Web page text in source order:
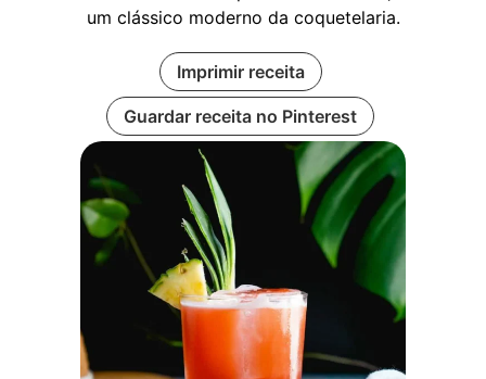
um clássico moderno da coquetelaria.
Imprimir receita
Guardar receita no Pinterest